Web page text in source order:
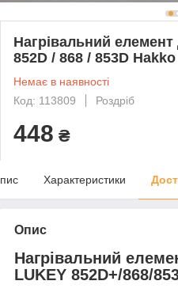
Нагрівальний
852D / 868 / 853D Hakko
Немає в наявності
Код: 113809
Роздріб
448 ₴
Характеристики
Опис
Нагрівальний
LUKEY 852D+/868/